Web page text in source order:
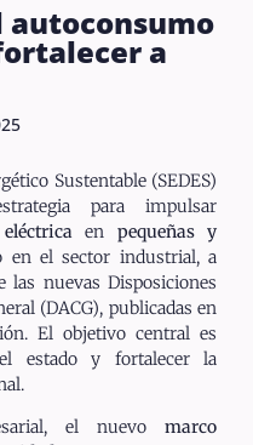
autoconsumo
a
Sustentable (SEDES)
para impulsar
en pequeñas y
en el sector industrial, a
nuevas Disposiciones
(DACG), publicadas en
El objetivo central es
estado y fortalecer la
el nuevo marco